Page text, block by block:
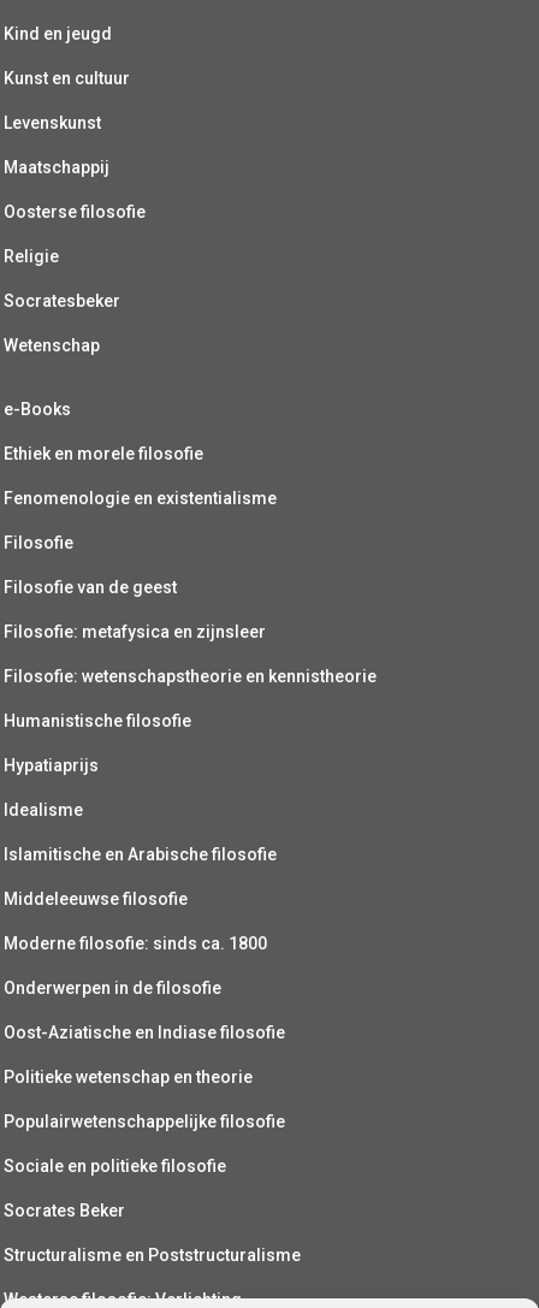
Kind en jeugd
Kunst en cultuur
Levenskunst
Maatschappij
Oosterse filosofie
Religie
Socratesbeker
Wetenschap
e-Books
Ethiek en morele filosofie
Fenomenologie en existentialisme
Filosofie
Filosofie van de geest
Filosofie: metafysica en zijnsleer
Filosofie: wetenschapstheorie en kennistheorie
Humanistische filosofie
Hypatiaprijs
Idealisme
Islamitische en Arabische filosofie
Middeleeuwse filosofie
Moderne filosofie: sinds ca. 1800
Onderwerpen in de filosofie
Oost-Aziatische en Indiase filosofie
Politieke wetenschap en theorie
Populairwetenschappelijke filosofie
Sociale en politieke filosofie
Socrates Beker
Structuralisme en Poststructuralisme
Westerse filosofie: Verlichting